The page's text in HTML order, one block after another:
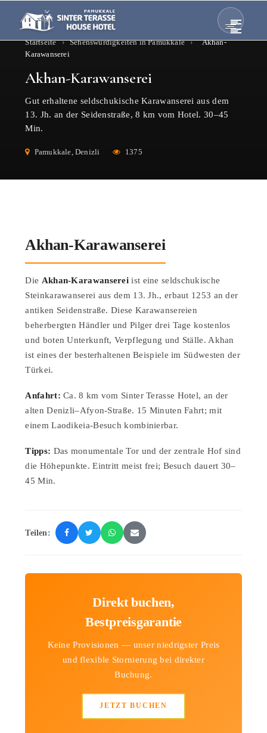
Startseite › Sehenswürdigkeiten in Pamukkale ›
Akhan-
Karawanserei
Akhan-Karawanserei
Gut erhaltene seldschukische Karawanserei aus dem
13. Jh. an der Seidenstraße, 8 km vom Hotel. 30–45
Min.
Pamukkale, Denizli 1375
Akhan-Karawanserei
Die Akhan-Karawanserei ist eine seldschukische
Steinkarawanserei aus dem 13. Jh., erbaut 1253 an der
antiken Seidenstraße. Diese Karawansereien
beherbergten Händler und Pilger drei Tage kostenlos
und boten Unterkunft, Verpflegung und Ställe. Akhan
ist eines der besterhaltenen Beispiele im Südwesten der
Türkei.
Anfahrt: Ca. 8 km vom Sinter Terasse Hotel, an der
alten Denizli–Afyon-Straße. 15 Minuten Fahrt; mit
einem Laodikeia-Besuch kombinierbar.
Tipps: Das monumentale Tor und der zentrale Hof sind
die Höhepunkte. Eintritt meist frei; Besuch dauert 30–
45 Min.
Teilen:
Direkt buchen,
Bestpreisgarantie
Keine Provisionen — unser niedrigster Preis
und flexible Stornierung bei direkter
Buchung.
JETZT BUCHEN